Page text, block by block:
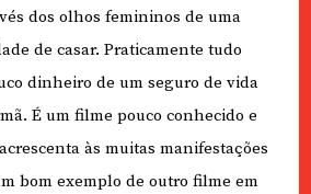
dos olhos femininos de uma
de casar. Praticamente tudo
dinheiro de um seguro de vida
É um filme pouco conhecido e
às muitas manifestações
bom exemplo de outro filme em